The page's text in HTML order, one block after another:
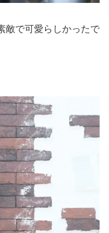
敵で可愛らしかったで